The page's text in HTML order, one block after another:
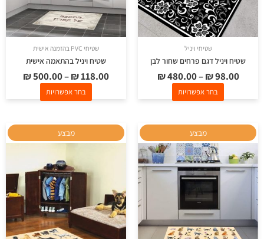
שטיחי ויניל
שטיח ויניל דגם פרחים שחור לבן
₪98.00
–
₪480.00
בחר אפשרויות
את
האפשרויות
בעמוד
שטיחי PVC בהזמנה אישית
שטיח ויניל בהתאמה אישית
₪118.00
–
₪500.00
בחר אפשרויות
את
האפשרויות
בעמוד
המוצר
מבצע
זה
מספר
לבחור
את
מבצע
זה
מספר
סוגים.
ניתן
לבחור
את